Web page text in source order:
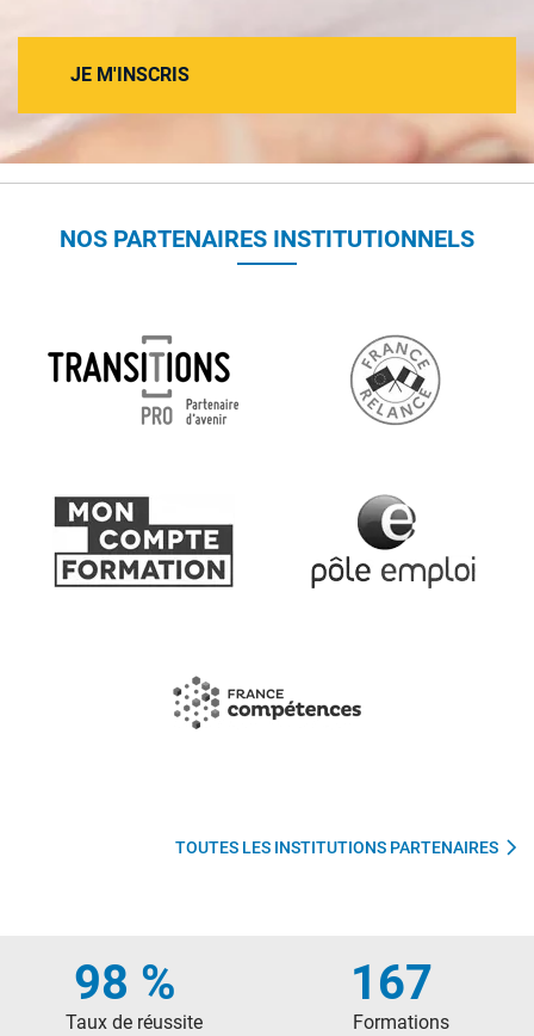
JE M'INSCRIS
NOS PARTENAIRES INSTITUTIONNELS
TOUTES LES INSTITUTIONS PARTENAIRES
98 %
Taux de réussite
167
Formations